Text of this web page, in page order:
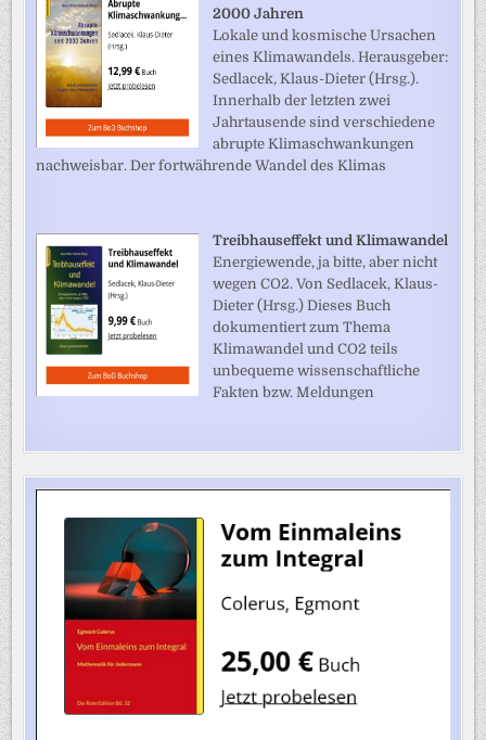
2000 Jahren
Lokale und kosmische Ursachen
eines Klimawandels. Herausgeber:
Sedlacek, Klaus-Dieter (Hrsg.).
Innerhalb der letzten zwei
Jahrtausende sind verschiedene
abrupte Klimaschwankungen
nachweisbar. Der fortwährende Wandel des Klimas
Treibhauseffekt und Klimawandel
Energiewende, ja bitte, aber nicht
wegen CO2. Von Sedlacek, Klaus-
Dieter (Hrsg.) Dieses Buch
dokumentiert zum Thema
Klimawandel und CO2 teils
unbequeme wissenschaftliche
Fakten bzw. Meldungen